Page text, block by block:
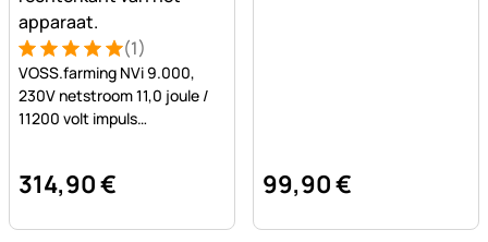
Beoordeling: 5 van 5 (1 beoordelingen)
1 Bewertung (1)
VOSS.farming NVi 9.000,
230V netstroom 11,0 joule /
11200 volt impuls
314,90€ 99,90€